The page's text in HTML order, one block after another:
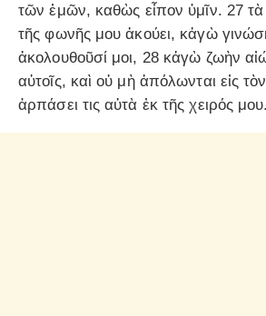
τῶν ἐμῶν, καθὼς εἶπον ὑμῖν. 27
τῆς φωνῆς μου ἀκούει, κἀγὼ
ἀκολουθοῦσί μοι, 28 κἀγὼ ζωὴν
αὐτοῖς, καὶ οὐ μὴ ἀπόλωνται εἰς
ἁρπάσει τις αὐτὰ ἐκ τῆς χειρός μου.